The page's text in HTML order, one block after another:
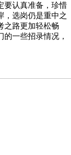
要认真准备，珍惜
，选岗仍是重中之
之路更加轻松畅
一些招录情况，